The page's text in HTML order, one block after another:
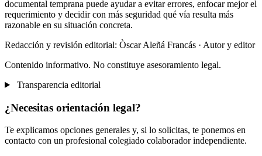
documental temprana puede ayudar a evitar errores, enfocar mejor el
requerimiento y decidir con más seguridad qué vía resulta más
razonable en su situación concreta.
Redacción y revisión editorial: Òscar Aleñá Francás · Autor y editor
Contenido informativo. No constituye asesoramiento legal.
Transparencia editorial
¿Necesitas orientación legal?
Te explicamos opciones generales y, si lo solicitas, te ponemos en
contacto con un profesional colegiado colaborador independiente.